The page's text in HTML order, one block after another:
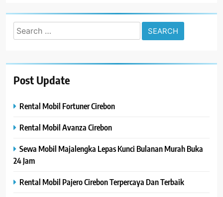
Search
for:
Post Update
Rental Mobil Fortuner Cirebon
Rental Mobil Avanza Cirebon
Sewa Mobil Majalengka Lepas Kunci Bulanan Murah Buka
24 Jam
Rental Mobil Pajero Cirebon Terpercaya Dan Terbaik